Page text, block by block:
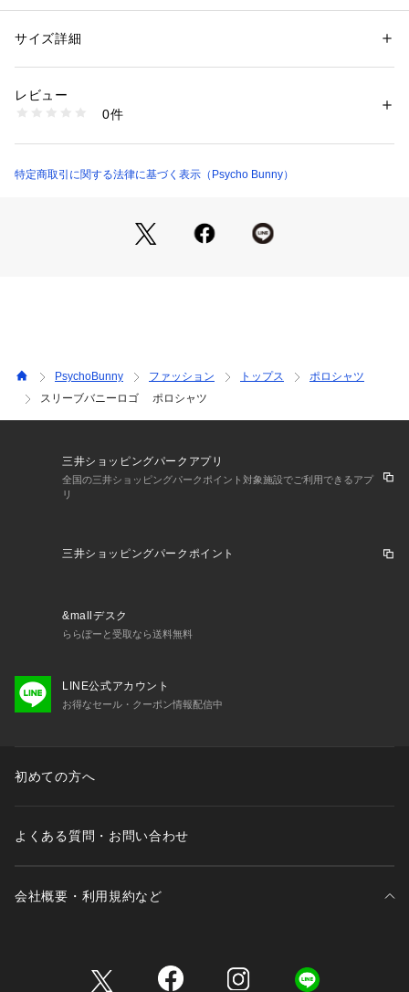
ベーシックな鹿の子のボディに、両袖のバニーロゴが印象的な
ク、ブラック×ホワイト加え、グレー×ブラックのさり気ないカ
ラーリングもおすすめです。
性別：メンズ
素材：表地: コットン100%, リブ部分: コットン100%, 裏側テープ部分:
1079000000081
サイズ詳細
レビュー
0件
特定商取引に関する法律に基づく表示（Psycho Bunny）
PsychoBunny ファッション トップス
ポロシャツ
スリーブバニーロゴ ポロシャツ
三井ショッピングパークアプリ
全国の三井ショッピングパークポイント対象施設でご利用できるアプ
リ
三井ショッピングパークポイント
&mallデスク
ららぽーと受取なら送料無料
LINE公式アカウント
お得なセール・クーポン情報配信中
初めての方へ
よくある質問・お問い合わせ
会社概要・利用規約など